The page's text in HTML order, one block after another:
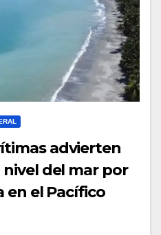
advierten
del mar por
en el Pacífico